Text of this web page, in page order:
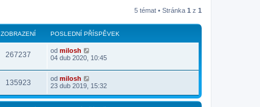
5 témat • Stránka 1 z 1
ZOBRAZENÍ POSLEDNÍ PŘÍSPĚVEK
267237 od milosh
04 dub 2020, 10:45
135923 od milosh
23 dub 2019, 15:32